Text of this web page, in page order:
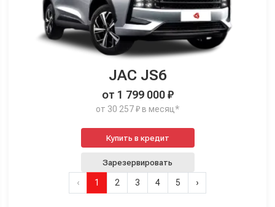
JAC JS6
от 1 799 000 ₽
от 30 257 ₽ в месяц*
Купить в кредит
Зарезервировать
‹ 1 2 3 4 5 ›